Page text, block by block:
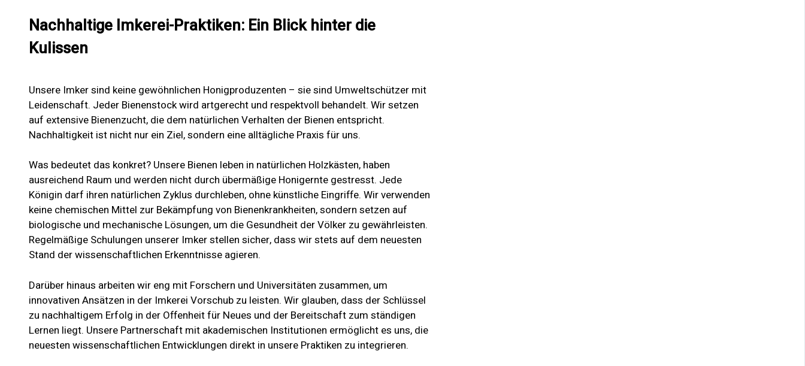
Nachhaltige Imkerei-Praktiken: Ein Blick hinter die
Kulissen
Unsere Imker sind keine gewöhnlichen Honigproduzenten – sie sind Umweltschützer mit
Leidenschaft. Jeder Bienenstock wird artgerecht und respektvoll behandelt. Wir setzen
auf extensive Bienenzucht, die dem natürlichen Verhalten der Bienen entspricht.
Nachhaltigkeit ist nicht nur ein Ziel, sondern eine alltägliche Praxis für uns.
Was bedeutet das konkret? Unsere Bienen leben in natürlichen Holzkästen, haben
ausreichend Raum und werden nicht durch übermäßige Honigernte gestresst. Jede
Königin darf ihren natürlichen Zyklus durchleben, ohne künstliche Eingriffe. Wir verwenden
keine chemischen Mittel zur Bekämpfung von Bienenkrankheiten, sondern setzen auf
biologische und mechanische Lösungen, um die Gesundheit der Völker zu gewährleisten.
Regelmäßige Schulungen unserer Imker stellen sicher, dass wir stets auf dem neuesten
Stand der wissenschaftlichen Erkenntnisse agieren.
Darüber hinaus arbeiten wir eng mit Forschern und Universitäten zusammen, um
innovativen Ansätzen in der Imkerei Vorschub zu leisten. Wir glauben, dass der Schlüssel
zu nachhaltigem Erfolg in der Offenheit für Neues und der Bereitschaft zum ständigen
Lernen liegt. Unsere Partnerschaft mit akademischen Institutionen ermöglicht es uns, die
neuesten wissenschaftlichen Entwicklungen direkt in unsere Praktiken zu integrieren.